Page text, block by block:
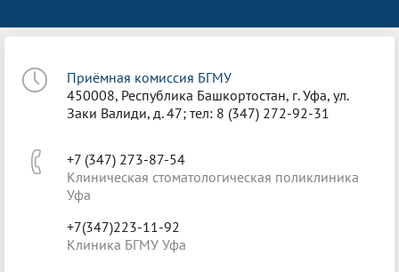
Приёмная комиссия БГМУ
450008, Республика Башкортостан, г. Уфа, ул.
Заки Валиди, д. 47; тел: 8 (347) 272-92-31
+7 (347) 273-87-54
Клиническая стоматологическая поликлиника
Уфа
+7(347)223-11-92
Клиника БГМУ Уфа